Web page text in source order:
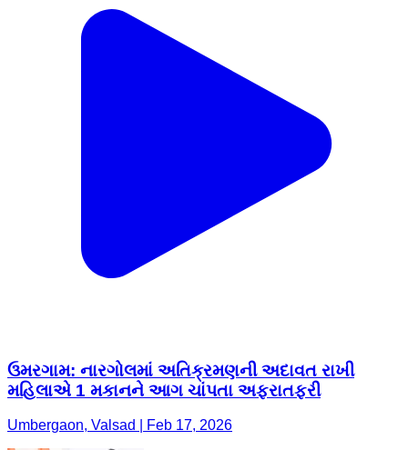
ઉમરગામ: નારગોલમાં અતિક્રમણની અદાવત રાખી
મહિલાએ 1 મકાનને આગ ચાંપતા અફરાતફરી
Umbergaon, Valsad | Feb 17, 2026